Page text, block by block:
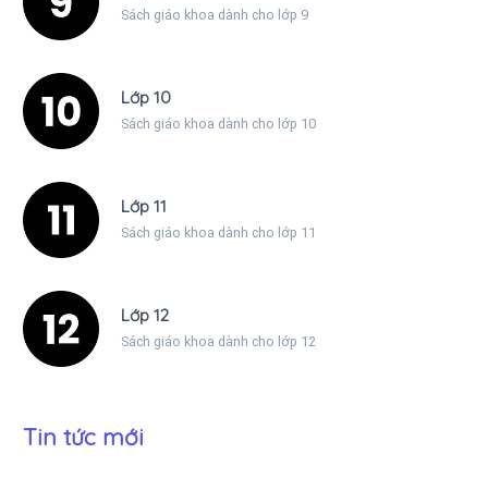
Sách giáo khoa dành cho lớp 9
Lớp 10
Sách giáo khoa dành cho lớp 10
Lớp 11
Sách giáo khoa dành cho lớp 11
Lớp 12
Sách giáo khoa dành cho lớp 12
Tin tức mới